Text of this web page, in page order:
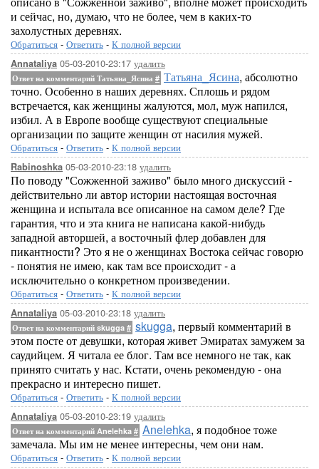
и сейчас, но, думаю, что не более, чем в каких-то
захолустных деревнях.
Обратиться - Ответить - К полной версии
Annataliya 05-03-2010-23:17 удалить
Ответ на комментарий Татьяна_Ясина # Татьяна_Ясина, абсолютно
точно. Особенно в наших деревнях. Сплошь и рядом
встречается, как женщины жалуются, мол, муж напился,
избил. А в Европе вообще существуют специальные
организации по защите женщин от насилия мужей.
Обратиться - Ответить - К полной версии
Rabinoshka 05-03-2010-23:18 удалить
По поводу "Сожженной заживо" было много дискуссий -
действительно ли автор истории настоящая восточная
женщина и испытала все описанное на самом деле? Где
гарантия, что и эта книга не написана какой-нибудь
западной авторшей, а восточный флер добавлен для
пикантности? Это я не о женщинах Востока сейчас говорю
- понятия не имею, как там все происходит - а
исключительно о конкретном произведении.
Обратиться - Ответить - К полной версии
Annataliya 05-03-2010-23:18 удалить
Ответ на комментарий skugga # skugga, первый комментарий в
этом посте от девушки, которая живет Эмиратах замужем за
саудийцем. Я читала ее блог. Там все немного не так, как
принято считать у нас. Кстати, очень рекомендую - она
прекрасно и интересно пишет.
Обратиться - Ответить - К полной версии
Annataliya 05-03-2010-23:19 удалить
Ответ на комментарий Anelehka # Anelehka, я подобное тоже
замечала. Мы им не менее интересны, чем они нам.
Обратиться - Ответить - К полной версии